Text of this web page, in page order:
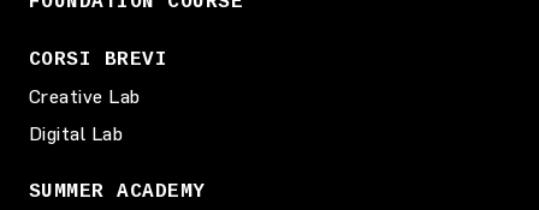
CORSI BREVI
Creative Lab
Digital Lab
SUMMER ACADEMY